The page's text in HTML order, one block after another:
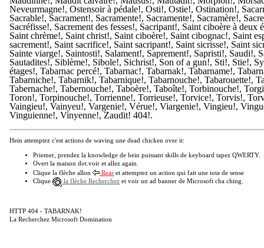
Neveurmagne!, Ostensoir à pédale!, Osti!, Ostie!, Ostination!,
Sacrable!, Sacrament!, Sacramente!, Sacramente!, Sacramère!,
Sacréfisse!, Sacrement des fesses!, Sacripant!, Saint ciboère à deux
Saint chrème!, Saint christ!, Saint ciboère!, Saint cibognac!, Saint
sacrement!, Saint sacrifice!, Saint sacripant!, Saint sicrisse!, Saint
Sainte viarge!, Saintosti!, Salament!, Saprement!, Sapristi!, Saudi!,
Sautadites!, Siblème!, Sibole!, Sichrist!, Son of a gun!, Sti!, Stie!,
étages!, Tabarnac percé!, Tabarnac!, Tabarnak!, Tabarname!,
Tabarniche!, Tabarnik!, Tabarnique!, Tabarnouche!, Tabarouette!,
Tabernache!, Tabernouche!, Taboère!, Taboîte!, Torbinouche!,
Toron!, Torpinouche!, Torrienne!, Torrieuse!, Torvice!, Torvis!,
Vaingieu!, Vainyeu!, Vargenie!, Vérue!, Viargenie!, Vingieu!,
Vinguienne!, Vinyenne!, Zaudit! 404!.
Hein attemptez c'est actions de waving une dead chicken over it:
Priemer, prendez la knowledge de bein puissant skills de keyboard tapez QWERTY.
Overt la maison dot.voir et allez again.
Clique la flèche allon
Rear et attemptez un action qui fait une iota de sense
Clique
la flèche Recherchez et voir un ad banner de Microsoft cha ching.
HTTP 404 - TABARNAK!
La Recherchez Microsoft Domination